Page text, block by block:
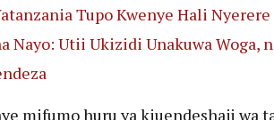
Tupo Kwenye Hali Nyerere
Nayo: Utii Ukizidi Unakuwa Woga,
mifumo huru ya kiuendeshaji wa